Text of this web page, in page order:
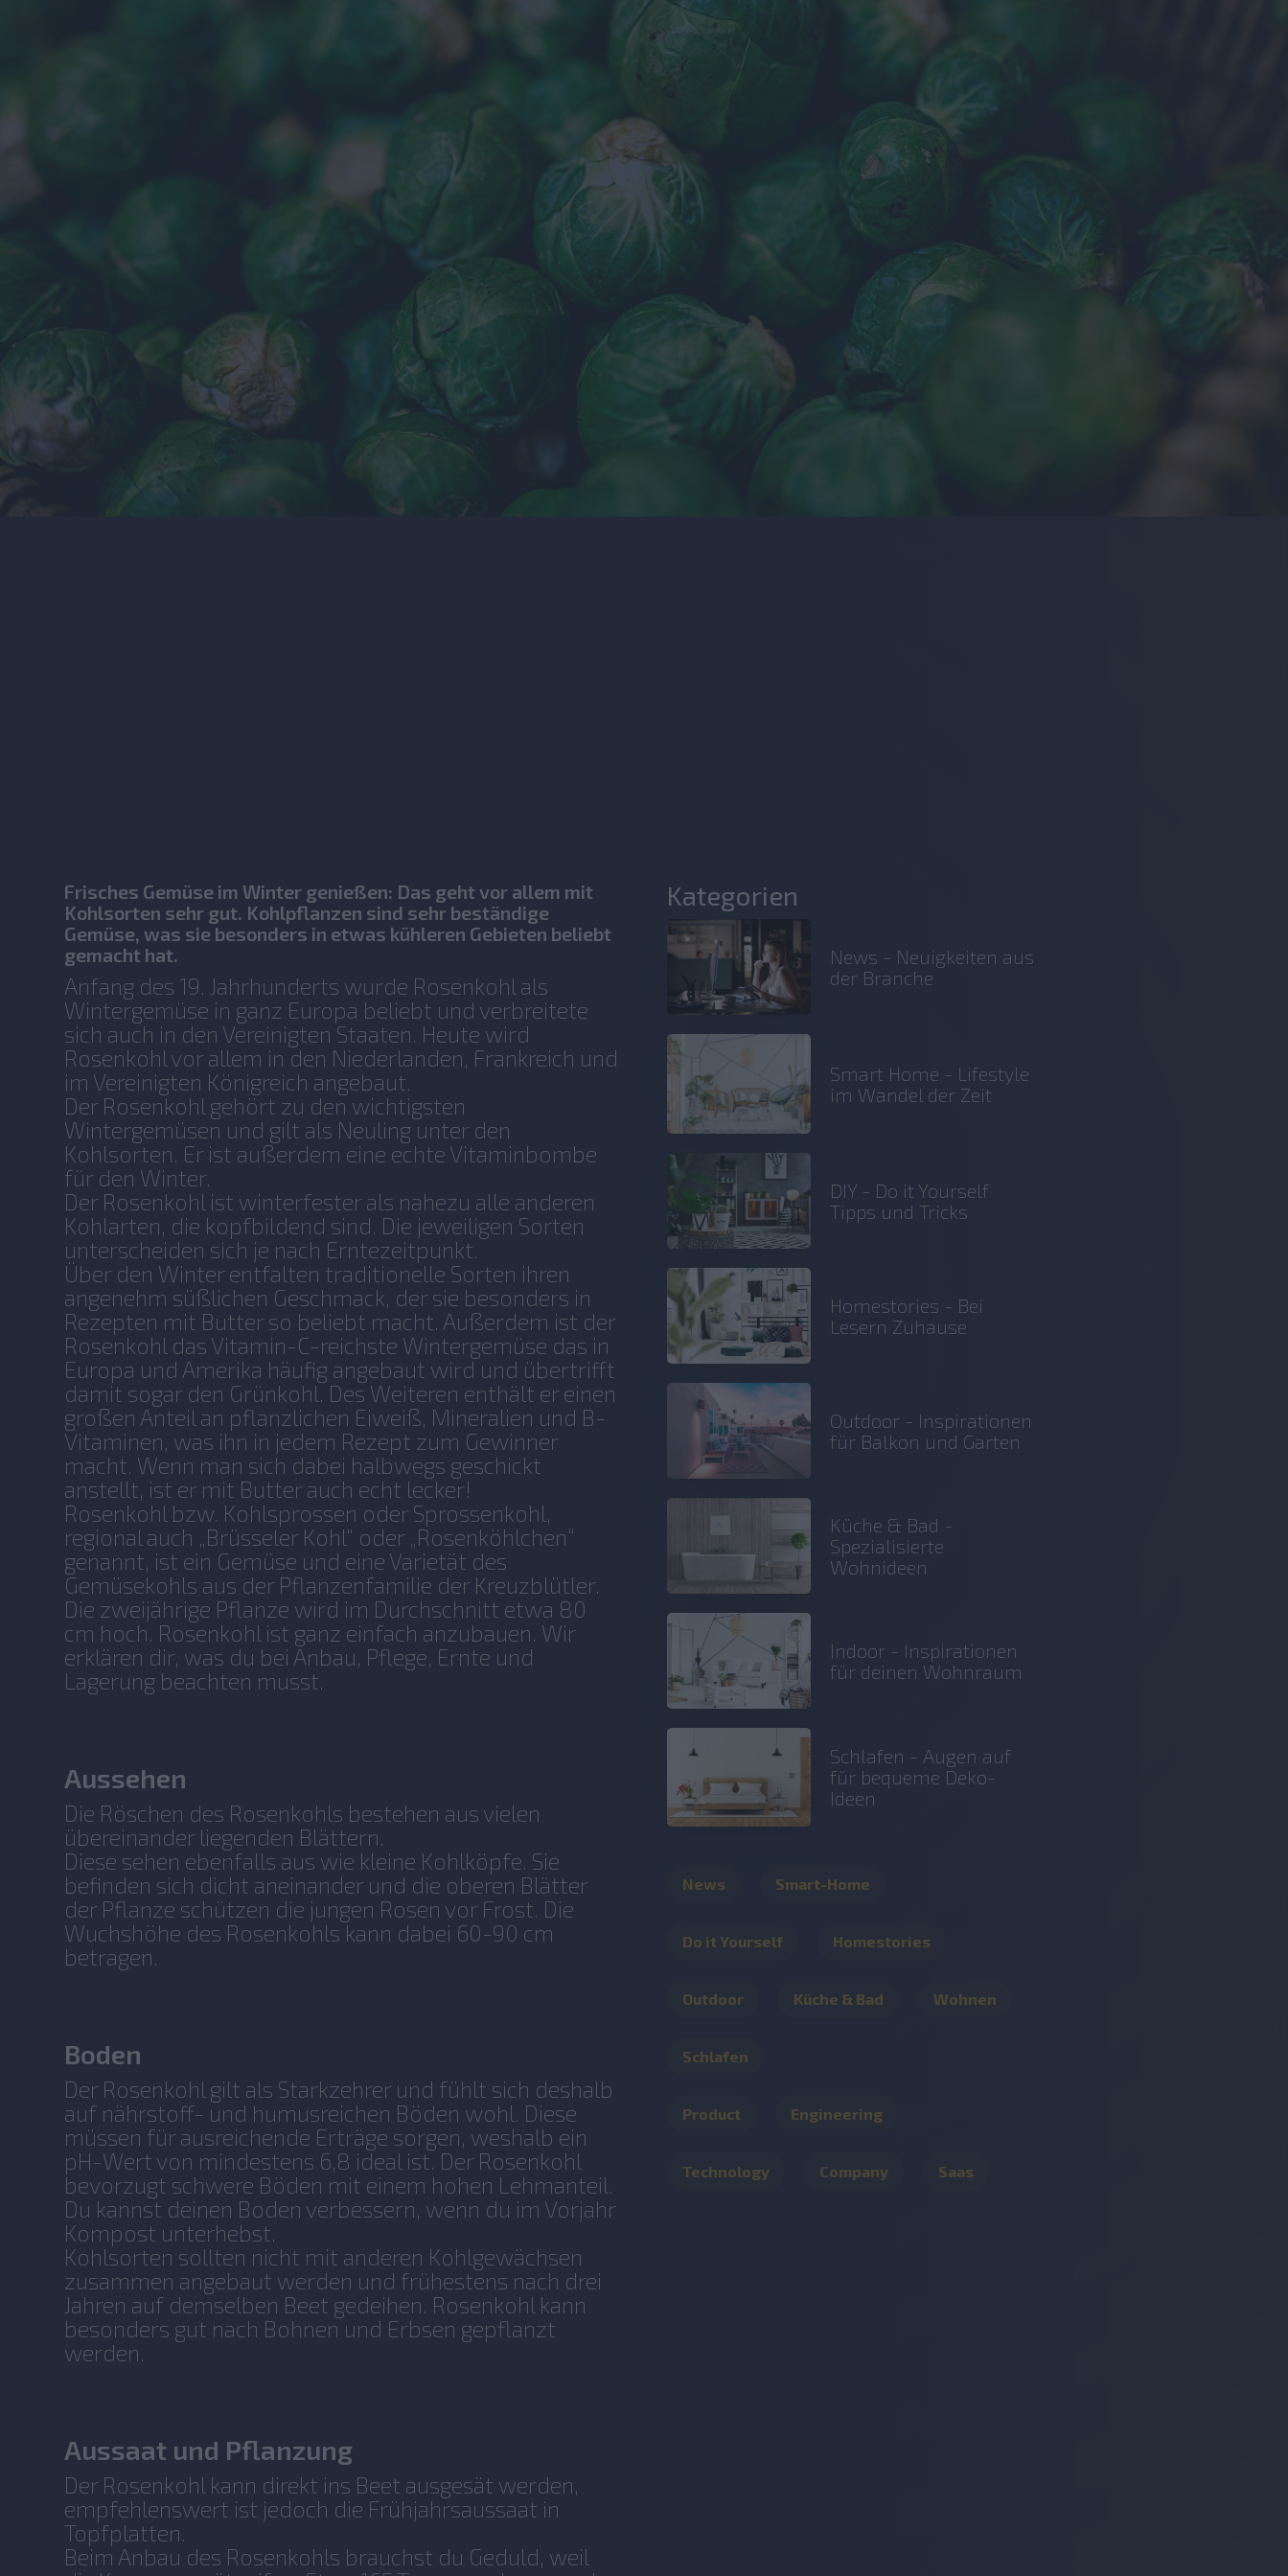
Frisches Gemüse im Winter genießen: Das geht vor allem mit
Kohlsorten sehr gut. Kohlpflanzen sind sehr beständige
Gemüse, was sie besonders in etwas kühleren Gebieten beliebt
gemacht hat.
Anfang des 19. Jahrhunderts wurde Rosenkohl als
Wintergemüse in ganz Europa beliebt und verbreitete
sich auch in den Vereinigten Staaten. Heute wird
Rosenkohl vor allem in den Niederlanden, Frankreich und
im Vereinigten Königreich angebaut.
Der Rosenkohl gehört zu den wichtigsten
Wintergemüsen und gilt als Neuling unter den
Kohlsorten. Er ist außerdem eine echte Vitaminbombe
für den Winter.
Der Rosenkohl ist winterfester als nahezu alle anderen
Kohlarten, die kopfbildend sind. Die jeweiligen Sorten
unterscheiden sich je nach Erntezeitpunkt.
Über den Winter entfalten traditionelle Sorten ihren
angenehm süßlichen Geschmack, der sie besonders in
Rezepten mit Butter so beliebt macht. Außerdem ist der
Rosenkohl das Vitamin-C-reichste Wintergemüse das in
Europa und Amerika häufig angebaut wird und übertrifft
damit sogar den Grünkohl. Des Weiteren enthält er einen
großen Anteil an pflanzlichen Eiweiß, Mineralien und B-
Vitaminen, was ihn in jedem Rezept zum Gewinner
macht. Wenn man sich dabei halbwegs geschickt
anstellt, ist er mit Butter auch echt lecker!
Rosenkohl bzw. Kohlsprossen oder Sprossenkohl,
regional auch „Brüsseler Kohl“ oder „Rosenköhlchen“
genannt, ist ein Gemüse und eine Varietät des
Gemüsekohls aus der Pflanzenfamilie der Kreuzblütler.
Die zweijährige Pflanze wird im Durchschnitt etwa 80
cm hoch. Rosenkohl ist ganz einfach anzubauen. Wir
erklären dir, was du bei Anbau, Pflege, Ernte und
Lagerung beachten musst.
Aussehen
Die Röschen des Rosenkohls bestehen aus vielen
übereinander liegenden Blättern.
Diese sehen ebenfalls aus wie kleine Kohlköpfe. Sie
befinden sich dicht aneinander und die oberen Blätter
der Pflanze schützen die jungen Rosen vor Frost. Die
Wuchshöhe des Rosenkohls kann dabei 60-90 cm
betragen.
Boden
Der Rosenkohl gilt als Starkzehrer und fühlt sich deshalb
auf nährstoff- und humusreichen Böden wohl. Diese
müssen für ausreichende Erträge sorgen, weshalb ein
pH-Wert von mindestens 6,8 ideal ist. Der Rosenkohl
bevorzugt schwere Böden mit einem hohen Lehmanteil.
Du kannst deinen Boden verbessern, wenn du im Vorjahr
Kompost unterhebst.
Kohlsorten sollten nicht mit anderen Kohlgewächsen
zusammen angebaut werden und frühestens nach drei
Jahren auf demselben Beet gedeihen. Rosenkohl kann
besonders gut nach Bohnen und Erbsen gepflanzt
werden.
Aussaat und Pflanzung
Der Rosenkohl kann direkt ins Beet ausgesät werden,
empfehlenswert ist jedoch die Frühjahrsaussaat in
Topfplatten.
Beim Anbau des Rosenkohls brauchst du Geduld, weil
Kategorien
News - Neuigkeiten aus
der Branche
Smart Home - Lifestyle
im Wandel der Zeit
DIY - Do it Yourself
Tipps und Tricks
Homestories - Bei
Lesern Zuhause
Outdoor - Inspirationen
für Balkon und Garten
Küche & Bad -
Spezialisierte
Wohnideen
Indoor - Inspirationen
für deinen Wohnraum
Schlafen - Augen auf
für bequeme Deko-
Ideen
News Smart-Home
Do it Yourself Homestories
Outdoor Küche & Bad Wohnen
Schlafen
Product Engineering
Technology Company Saas